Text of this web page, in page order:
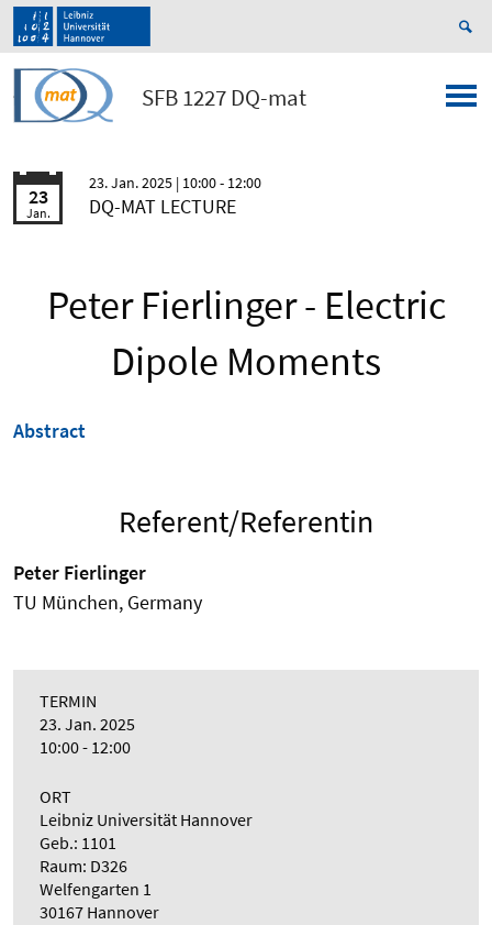
SFB 1227 DQ-mat
23
Jan.
23. Jan. 2025 | 10:00 - 12:00
DQ-MAT LECTURE
Peter Fierlinger - Electric
Dipole Moments
Abstract
Referent/Referentin
Peter Fierlinger
TU München, Germany
TERMIN
23. Jan. 2025
10:00 - 12:00
ORT
Leibniz Universität Hannover
Geb.: 1101
Raum: D326
Welfengarten 1
30167 Hannover